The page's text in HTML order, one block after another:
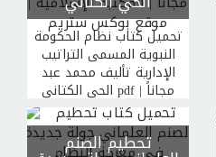
تحميل كتاب نظام الحكومة
النبوية المسمى التراتيب
الإدارية تأليف محمد عبد
الحي الكتاني pdf مجاناً |
المكتبة الإسلامية | موقع
بوكس ستريم
تحطيم الصنم